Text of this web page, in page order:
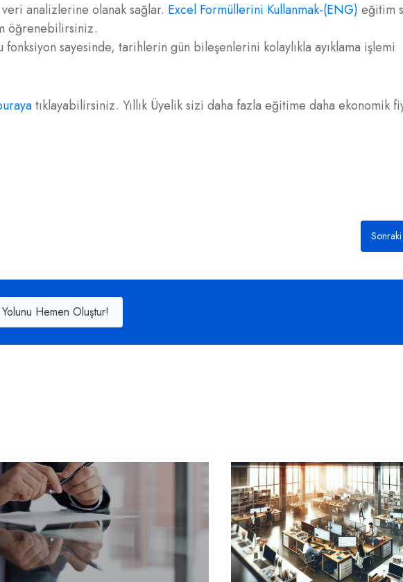
analizlerine olanak sağlar. Excel Formüllerini Kullanmak-(ENG) eğitim
öğrenebilirsiniz.
fonksiyon sayesinde, tarihlerin gün bileşenlerini kolaylıkla ayıklama işlemi
tıklayabilirsiniz. Yıllık Üyelik sizi daha fazla eğitime daha ekonomik
Hemen Oluştur!